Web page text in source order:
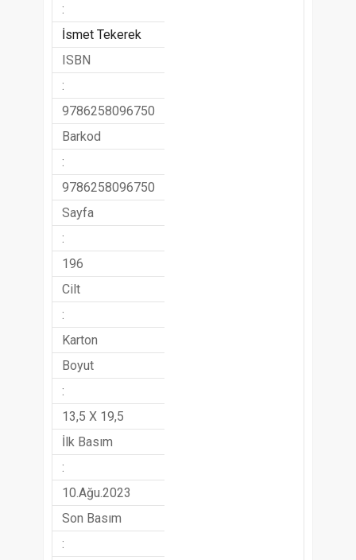
:
İsmet Tekerek
ISBN
:
9786258096750
Barkod
:
9786258096750
Sayfa
:
196
Cilt
:
Karton
Boyut
:
13,5 X 19,5
İlk Basım
:
10.Ağu.2023
Son Basım
: